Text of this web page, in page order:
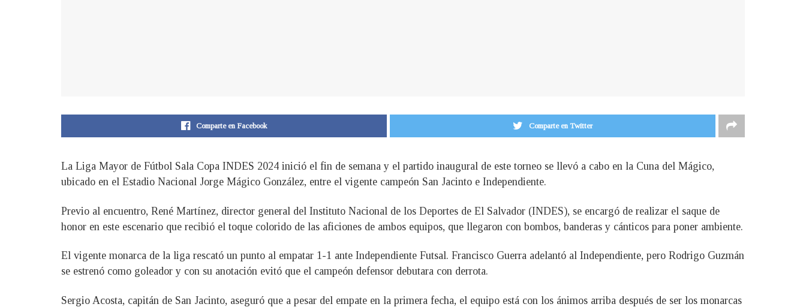
Comparte en Facebook Comparte en Twitter
La Liga Mayor de Fútbol Sala Copa INDES 2024 inició el fin de semana y el partido inaugural de este torneo se llevó a cabo en la Cuna del Mágico,
ubicado en el Estadio Nacional Jorge Mágico González, entre el vigente campeón San Jacinto e Independiente.
Previo al encuentro, René Martínez, director general del Instituto Nacional de los Deportes de El Salvador (INDES), se encargó de realizar el saque de
honor en este escenario que recibió el toque colorido de las aficiones de ambos equipos, que llegaron con bombos, banderas y cánticos para poner ambiente.
El vigente monarca de la liga rescató un punto al empatar 1-1 ante Independiente Futsal. Francisco Guerra adelantó al Independiente, pero Rodrigo Guzmán
se estrenó como goleador y con su anotación evitó que el campeón defensor debutara con derrota.
Sergio Acosta, capitán de San Jacinto, aseguró que a pesar del empate en la primera fecha, el equipo está con los ánimos arriba después de ser los monarcas